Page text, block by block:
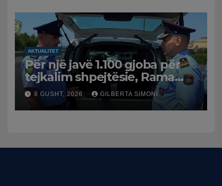
AKTUALITET
Për një javë 1.100 gjoba për
tejkalim shpejtësie, Rama
publikon videon: Kamerat e
trafikut së shpejti në
funksion
8 GUSHT, 2026 GILBERTA SIMONI